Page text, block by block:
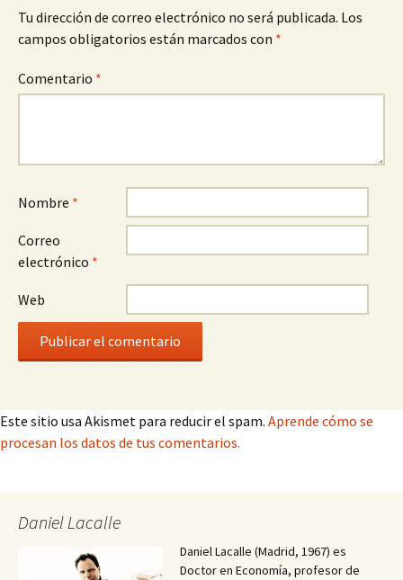
Tu dirección de correo electrónico no será publicada. Los
campos obligatorios están marcados con *
Comentario *
Nombre *
Correo
electrónico *
Web
Este sitio usa Akismet para reducir el spam. Aprende cómo se
procesan los datos de tus comentarios.
Daniel Lacalle
Daniel Lacalle (Madrid, 1967) es
Doctor en Economía, profesor de